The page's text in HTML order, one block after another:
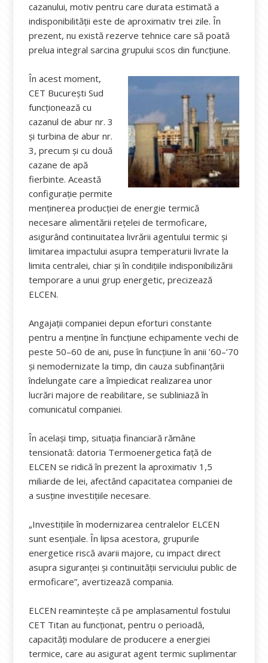
cazanului, motiv pentru care durata estimată a
indisponibilității este de aproximativ trei zile. În
prezent, nu există rezerve tehnice care să poată
prelua integral sarcina grupului scos din funcțiune.
În acest moment,
CET București Sud
funcționează cu
cazanul de abur nr. 3
și turbina de abur nr.
3, precum și cu două
cazane de apă
fierbinte. Această
configurație permite
menținerea producției de energie termică
necesare alimentării rețelei de termoficare,
asigurând continuitatea livrării agentului termic și
limitarea impactului asupra temperaturii livrate la
limita centralei, chiar și în condițiile indisponibilizării
temporare a unui grup energetic, precizează
ELCEN.
Angajații companiei depun eforturi constante
pentru a menține în funcțiune echipamente vechi de
peste 50–60 de ani, puse în funcțiune în anii ’60–’70
și nemodernizate la timp, din cauza subfinanțării
îndelungate care a împiedicat realizarea unor
lucrări majore de reabilitare, se subliniază în
comunicatul companiei.
În același timp, situația financiară rămâne
tensionată: datoria Termoenergetica față de
ELCEN se ridică în prezent la aproximativ 1,5
miliarde de lei, afectând capacitatea companiei de
a susține investițiile necesare.
„Investițiile în modernizarea centralelor ELCEN
sunt esențiale. În lipsa acestora, grupurile
energetice riscă avarii majore, cu impact direct
asupra siguranței și continuității serviciului public de
ermoficare”, avertizează compania.
ELCEN reamintește că pe amplasamentul fostului
CET Titan au funcționat, pentru o perioadă,
capacități modulare de producere a energiei
termice, care au asigurat agent termic suplimentar